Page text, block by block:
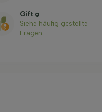
Giftig
Siehe häufig gestellte
Fragen